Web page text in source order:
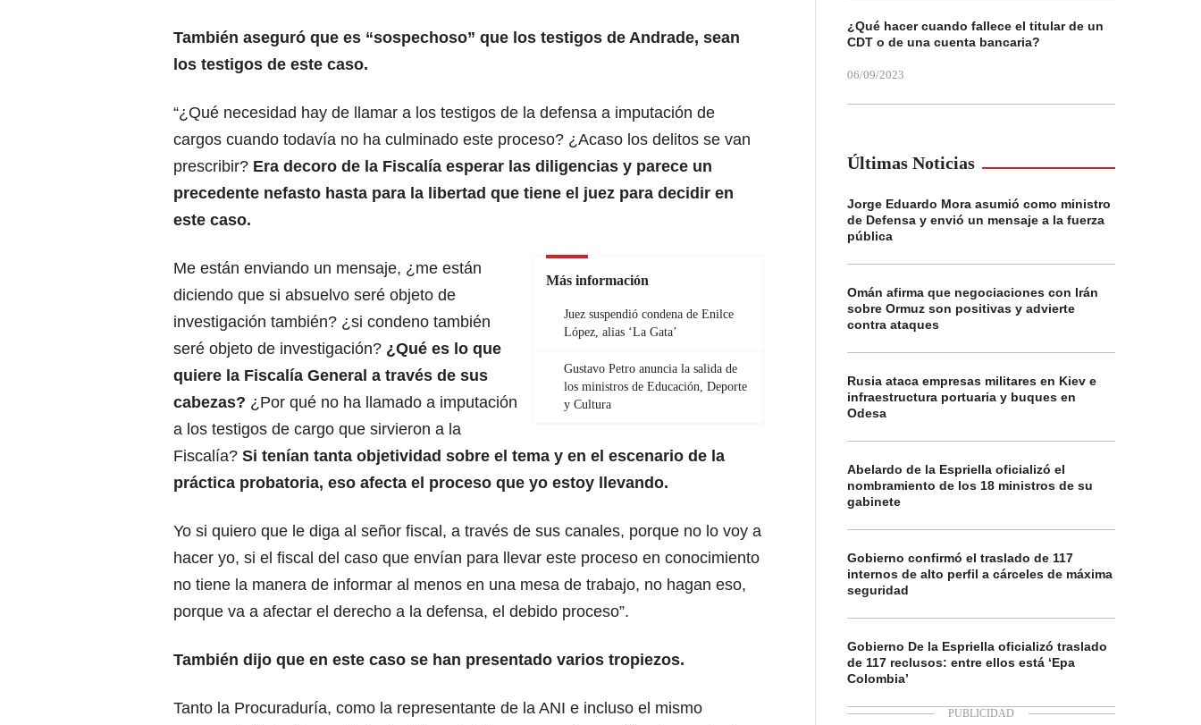
También aseguró que es “sospechoso” que los testigos de Andrade, sean
los testigos de este caso.
“¿Qué necesidad hay de llamar a los testigos de la defensa a imputación de
cargos cuando todavía no ha culminado este proceso? ¿Acaso los delitos se van
prescribir? Era decoro de la Fiscalía esperar las diligencias y parece un
precedente nefasto hasta para la libertad que tiene el juez para decidir en
este caso.
Más información
Juez suspendió condena de Enilce
López, alias ‘La Gata’
Gustavo Petro anuncia la salida de
los ministros de Educación, Deporte
y Cultura
Me están enviando un mensaje, ¿me están
diciendo que si absuelvo seré objeto de
investigación también? ¿si condeno también
seré objeto de investigación? ¿Qué es lo que
quiere la Fiscalía General a través de sus
cabezas? ¿Por qué no ha llamado a imputación
a los testigos de cargo que sirvieron a la
Fiscalía? Si tenían tanta objetividad sobre el tema y en el escenario de la
práctica probatoria, eso afecta el proceso que yo estoy llevando.
Yo si quiero que le diga al señor fiscal, a través de sus canales, porque no lo voy a
hacer yo, si el fiscal del caso que envían para llevar este proceso en conocimiento
no tiene la manera de informar al menos en una mesa de trabajo, no hagan eso,
porque va a afectar el derecho a la defensa, el debido proceso”.
También dijo que en este caso se han presentado varios tropiezos.
Tanto la Procuraduría, como la representante de la ANI e incluso el mismo
¿Qué hacer cuando fallece el titular de un
CDT o de una cuenta bancaria?
06/09/2023
Últimas Noticias
Jorge Eduardo Mora asumió como ministro
de Defensa y envió un mensaje a la fuerza
pública
Omán afirma que negociaciones con Irán
sobre Ormuz son positivas y advierte
contra ataques
Rusia ataca empresas militares en Kiev e
infraestructura portuaria y buques en
Odesa
Abelardo de la Espriella oficializó el
nombramiento de los 18 ministros de su
gabinete
Gobierno confirmó el traslado de 117
internos de alto perfil a cárceles de máxima
seguridad
Gobierno De la Espriella oficializó traslado
de 117 reclusos: entre ellos está ‘Epa
Colombia’